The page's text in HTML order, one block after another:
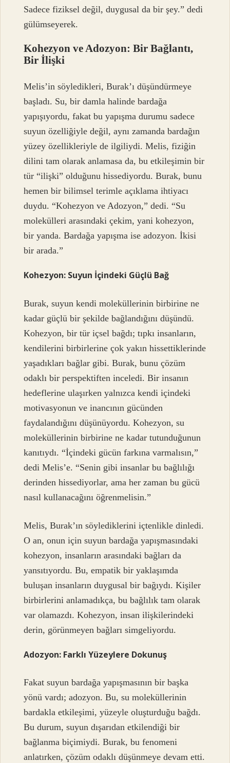
Sadece fiziksel değil, duygusal da bir şey.” dedi
gülümseyerek.
Kohezyon ve Adozyon: Bir Bağlantı,
Bir İlişki
Melis’in söyledikleri, Burak’ı düşündürmeye
başladı. Su, bir damla halinde bardağa
yapışıyordu, fakat bu yapışma durumu sadece
suyun özelliğiyle değil, aynı zamanda bardağın
yüzey özellikleriyle de ilgiliydi. Melis, fiziğin
dilini tam olarak anlamasa da, bu etkileşimin bir
tür “ilişki” olduğunu hissediyordu. Burak, bunu
hemen bir bilimsel terimle açıklama ihtiyacı
duydu. “Kohezyon ve Adozyon,” dedi. “Su
molekülleri arasındaki çekim, yani kohezyon,
bir yanda. Bardağa yapışma ise adozyon. İkisi
bir arada.”
Kohezyon: Suyun İçindeki Güçlü Bağ
Burak, suyun kendi moleküllerinin birbirine ne
kadar güçlü bir şekilde bağlandığını düşündü.
Kohezyon, bir tür içsel bağdı; tıpkı insanların,
kendilerini birbirlerine çok yakın hissettiklerinde
yaşadıkları bağlar gibi. Burak, bunu çözüm
odaklı bir perspektiften inceledi. Bir insanın
hedeflerine ulaşırken yalnızca kendi içindeki
motivasyonun ve inancının gücünden
faydalandığını düşünüyordu. Kohezyon, su
moleküllerinin birbirine ne kadar tutunduğunun
kanıtıydı. “İçindeki gücün farkına varmalısın,”
dedi Melis’e. “Senin gibi insanlar bu bağlılığı
derinden hissediyorlar, ama her zaman bu gücü
nasıl kullanacağını öğrenmelisin.”
Melis, Burak’ın söylediklerini içtenlikle dinledi.
O an, onun için suyun bardağa yapışmasındaki
kohezyon, insanların arasındaki bağları da
yansıtıyordu. Bu, empatik bir yaklaşımda
buluşan insanların duygusal bir bağıydı. Kişiler
birbirlerini anlamadıkça, bu bağlılık tam olarak
var olamazdı. Kohezyon, insan ilişkilerindeki
derin, görünmeyen bağları simgeliyordu.
Adozyon: Farklı Yüzeylere Dokunuş
Fakat suyun bardağa yapışmasının bir başka
yönü vardı; adozyon. Bu, su moleküllerinin
bardakla etkileşimi, yüzeyle oluşturduğu bağdı.
Bu durum, suyun dışarıdan etkilendiği bir
bağlanma biçimiydi. Burak, bu fenomeni
anlatırken, çözüm odaklı düşünmeye devam etti.